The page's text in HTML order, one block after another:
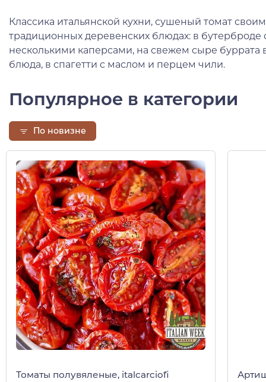
Классика итальянской кухни, сушеный томат
традиционных деревенских блюдах: в
несколькими каперсами, на свежем сыре буррата
блюда, в спагетти с маслом и перцем чили.
Популярное в категории
По новизне
Томаты полувяленые, italcarciofi